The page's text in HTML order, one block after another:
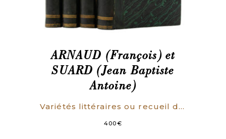
ARNAUD (François) et
SUARD (Jean Baptiste
Antoine)
Variétés littéraires ou recueil de pièces tant originales que traduites concernant la philosophie, la littérature et les arts. Nouvelle édition, corrigée et augmentée.
400€